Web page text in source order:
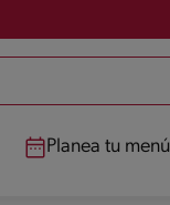
Planea tu menú